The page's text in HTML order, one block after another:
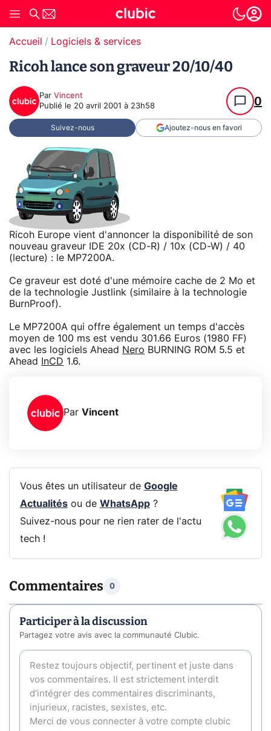
Accueil Logiciels & services
Ricoh lance son graveur 20/10/40
Par Vincent
Publié le 20 avril 2001 à 23h58 0
Suivez-nous Ajoutez-nous en favori
Ricoh Europe vient d'annoncer la disponibilité de son
nouveau graveur IDE 20x (CD-R) / 10x (CD-W) / 40
(lecture) : le MP7200A.
Ce graveur est doté d'une mémoire cache de 2 Mo et
de la technologie Justlink (similaire à la technologie
BurnProof).
Le MP7200A qui offre également un temps d'accès
moyen de 100 ms est vendu 301.66 Euros (1980 FF)
avec les logiciels Ahead Nero BURNING ROM 5.5 et
Ahead
InCD 1.6.
Par Vincent
Vous êtes un utilisateur de Google
Actualitésou de WhatsApp?
Suivez-nous pour ne rien rater de l'actu
tech !
Commentaires 0
Participer à la discussion
Partagez votre avis avec la communauté Clubic.